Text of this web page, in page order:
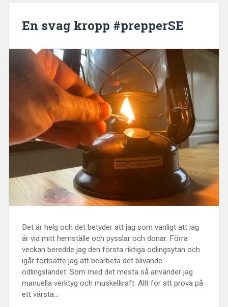
En svag kropp #prepperSE
Det är helg och det betyder att jag som vanligt att jag
är vid mitt hemställe och pysslar och donar. Förra
veckan beredde jag den första riktiga odlingsytan och
igår fortsatte jag att bearbeta det blivande
odlingslandet. Som med det mesta så använder jag
manuella verktyg och muskelkraft. Allt för att prova på
ett värsta...